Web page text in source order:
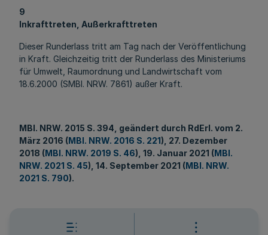
9
Inkrafttreten, Außerkrafttreten
Dieser Runderlass tritt am Tag nach der Veröffentlichung
in Kraft. Gleichzeitig tritt der Runderlass des Ministeriums
für Umwelt, Raumordnung und Landwirtschaft vom
18.6.2000 (SMBl. NRW. 7861) außer Kraft.
MBl. NRW. 2015 S. 394, geändert durch RdErl. vom 2.
März 2016 (MBl. NRW. 2016 S. 221), 27. Dezember
2018 (MBl. NRW. 2019 S. 46), 19. Januar 2021 (MBl.
NRW. 2021 S. 45), 14. September 2021 (MBl. NRW.
2021 S. 790).